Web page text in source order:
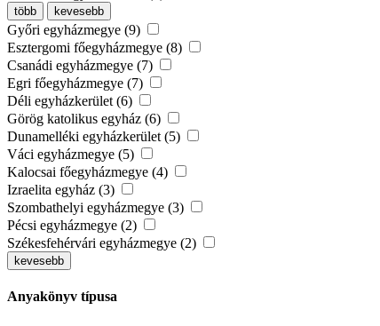
több kevesebb
Győri egyházmegye (9)
Esztergomi főegyházmegye (8)
Csanádi egyházmegye (7)
Egri főegyházmegye (7)
Déli egyházkerület (6)
Görög katolikus egyház (6)
Dunamelléki egyházkerület (5)
Váci egyházmegye (5)
Kalocsai főegyházmegye (4)
Izraelita egyház (3)
Szombathelyi egyházmegye (3)
Pécsi egyházmegye (2)
Székesfehérvári egyházmegye (2)
kevesebb
Anyakönyv típusa